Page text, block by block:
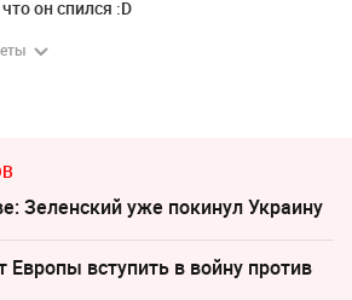
он спился :D
Зеленский уже покинул Украину
Европы вступить в войну против